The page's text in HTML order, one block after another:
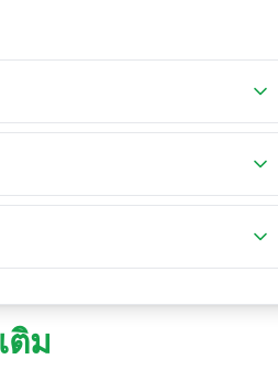
ดงผลเป็น Hz
น้อยกว่า แต่สำหรับการท่องเว็บ
ติม